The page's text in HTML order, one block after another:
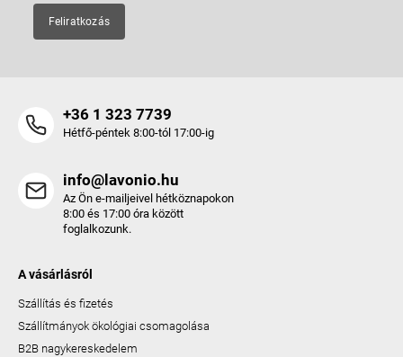
Feliratkozás
+36 1 323 7739
Hétfő-péntek 8:00-tól 17:00-ig
info@lavonio.hu
Az Ön e-mailjeivel hétköznapokon
8:00 és 17:00 óra között
foglalkozunk.
A vásárlásról
Szállítás és fizetés
Szállítmányok ökológiai csomagolása
B2B nagykereskedelem